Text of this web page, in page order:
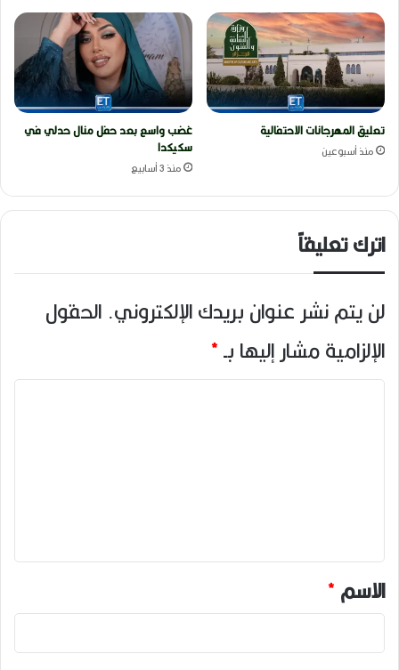
تعليق المهرجانات الاحتفالية
منذ أسبوعين
غضب واسع بعد حفل منال حدلي في
سكيكدا
منذ 3 أسابيع
اترك تعليقاً
لن يتم نشر عنوان بريدك الإلكتروني. الحقول
الإلزامية مشار إليها بـ*
ا
ق
*
الاسم*